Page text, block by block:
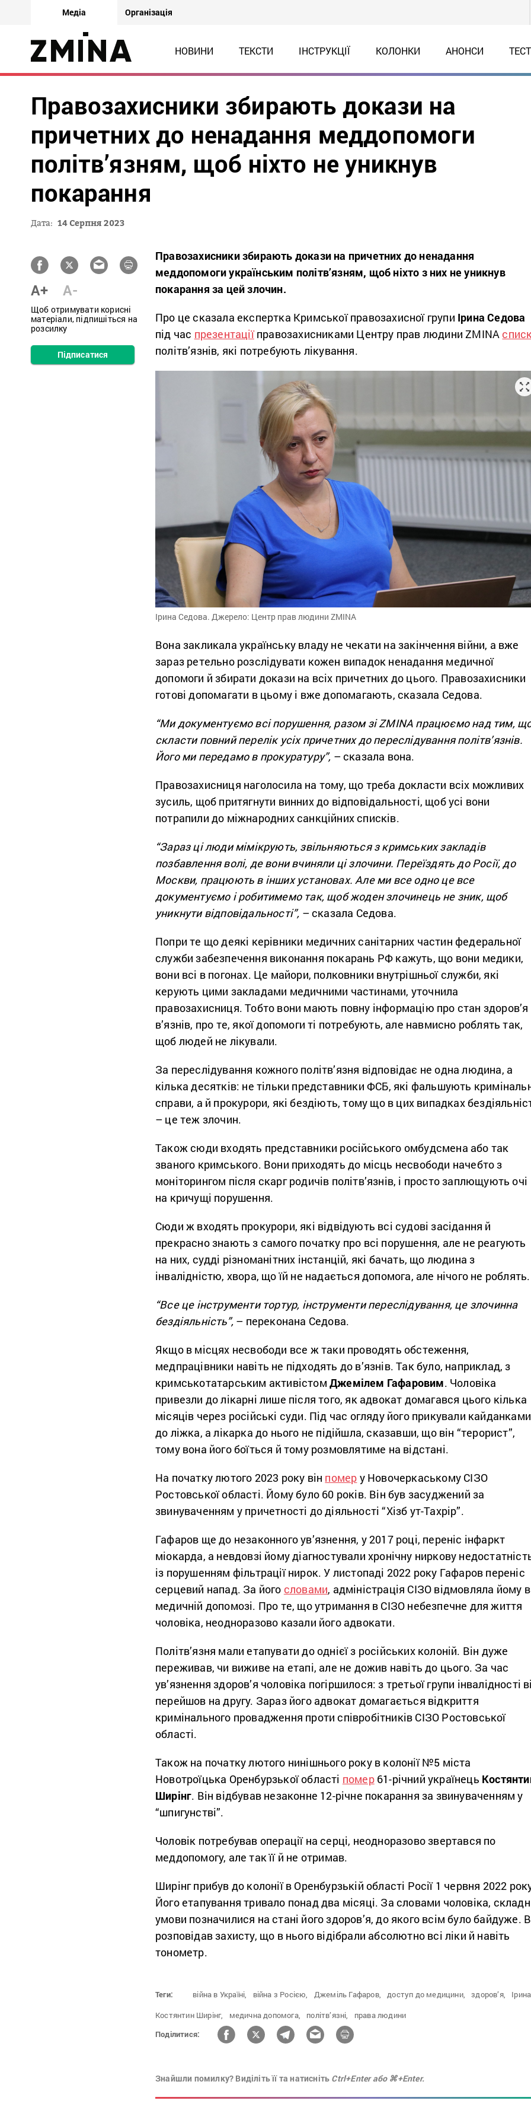
Медіа Організація
НОВИНИ ТЕКСТИ ІНСТРУКЦІЇ КОЛОНКИ АНОНСИ
Правозахисники збирають докази на
причетних до ненадання меддопомоги
політв’язням, щоб ніхто не уникнув
покарання
Дата: 14 Серпня 2023
A+ A-
Щоб отримувати корисні
матеріали, підпишіться на
розсилку
Підписатися
Правозахисники збирають докази на причетних до ненадання
меддопомоги українським політв’язням, щоб ніхто з них не уникнув
покарання за цей злочин.
Про це сказала експертка Кримської правозахисної групи Ірина Седова
під час презентаціїправозахисниками Центру прав людини ZMINA
політв’язнів, які потребують лікування.
Ірина Седова. Джерело: Центр прав людини ZMINA
Вона закликала українську владу не чекати на закінчення війни, а вже
зараз ретельно розслідувати кожен випадок ненадання медичної
допомоги й збирати докази на всіх причетних до цього. Правозахисники
готові допомагати в цьому і вже допомагають, сказала Седова.
“Ми документуємо всі порушення, разом зі ZMINA працюємо над тим,
скласти повний перелік усіх причетних до переслідування політв’язнів.
Його ми передамо в прокуратуру”, – сказала вона.
Правозахисниця наголосила на тому, що треба докласти всіх можливих
зусиль, щоб притягнути винних до відповідальності, щоб усі вони
потрапили до міжнародних санкційних списків.
“Зараз ці люди мімікрують, звільняються з кримських закладів
позбавлення волі, де вони вчиняли ці злочини. Переїздять до Росії, до
Москви, працюють в інших установах. Але ми все одно це все
документуємо і робитимемо так, щоб жоден злочинець не зник, щоб
уникнути відповідальності”, – сказала Седова.
Попри те що деякі керівники медичних санітарних частин федеральної
служби забезпечення виконання покарань РФ кажуть, що вони медики,
вони всі в погонах. Це майори, полковники внутрішньої служби, які
керують цими закладами медичними частинами, уточнила
правозахисниця. Тобто вони мають повну інформацію про стан здоров’я
в’язнів, про те, якої допомоги ті потребують, але навмисно роблять так,
щоб людей не лікували.
За переслідування кожного політв’язня відповідає не одна людина, а
кілька десятків: не тільки представники ФСБ, які фальшують
справи, а й прокурори, які бездіють, тому що в цих випадках
– це теж злочин.
Також сюди входять представники російського омбудсмена або так
званого кримського. Вони приходять до місць несвободи начебто з
моніторингом після скарг родичів політв’язнів, і просто заплющують очі
на кричущі порушення.
Сюди ж входять прокурори, які відвідують всі судові засідання й
прекрасно знають з самого початку про всі порушення, але не реагують
на них, судді різноманітних інстанцій, які бачать, що людина з
інвалідністю, хвора, що їй не надається допомога, але нічого не роблять.
“Все це інструменти тортур, інструменти переслідування, це злочинна
бездіяльність”, – переконана Седова.
Якщо в місцях несвободи все ж таки проводять обстеження,
медпрацівники навіть не підходять до в’язнів. Так було, наприклад, з
кримськотатарським активістом Джемілем Гафаровим. Чоловіка
привезли до лікарні лише після того, як адвокат домагався цього кілька
місяців через російські суди. Під час огляду його прикували кайданками
до ліжка, а лікарка до нього не підійшла, сказавши, що він “терорист”,
тому вона його боїться й тому розмовлятиме на відстані.
На початку лютого 2023 року він помер у Новочеркаському СІЗО
Ростовської області. Йому було 60 років. Він був засуджений за
звинуваченням у причетності до діяльності “Хізб ут-Тахрір”.
Гафаров ще до незаконного ув’язнення, у 2017 році, переніс інфаркт
міокарда, а невдовзі йому діагностували хронічну ниркову
із порушенням фільтрації нирок. У листопаді 2022 року Гафаров переніс
серцевий напад. За його словами, адміністрація СІЗО відмовляла йому в
медичній допомозі. Про те, що утримання в СІЗО небезпечне для життя
чоловіка, неодноразово казали його адвокати.
Політв’язня мали етапувати до однієї з російських колоній. Він дуже
переживав, чи виживе на етапі, але не дожив навіть до цього. За час
ув’язнення здоров’я чоловіка погіршилося: з третьої групи інвалідності
перейшов на другу. Зараз його адвокат домагається відкриття
кримінального провадження проти співробітників СІЗО Ростовської
області.
Також на початку лютого нинішнього року в колонії №5 міста
Новотроїцька Оренбурзької області помер61-річний українець
Ширінг. Він відбував незаконне 12-річне покарання за звинуваченням у
“шпигунстві”.
Чоловік потребував операції на серці, неодноразово звертався по
меддопомогу, але так її й не отримав.
Ширінг прибув до колонії в Оренбурзькій області Росії 1 червня 2022
Його етапування тривало понад два місяці. За словами чоловіка,
умови позначилися на стані його здоров’я, до якого всім було байдуже.
розповідав захисту, що в нього відібрали абсолютно всі ліки й навіть
тонометр.
Теги: війна в Україні, війна з Росією, Джеміль Гафаров, доступ до медицини, здоров’я,
Костянтин Ширінг,
медична допомога, політв’язні,
права людини
Поділитися:
Знайшли помилку? Виділіть її та натисніть Ctrl+Enter або ⌘+Enter.